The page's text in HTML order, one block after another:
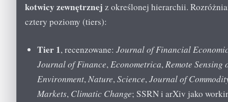
kotwicy zewnętrznej z określonej hierarchii.
cztery poziomy (tiers):
Tier 1, recenzowane:Journal of Financial
Journal of Finance,Econometrica,Remote Sensing
Environment,Nature,Science,Journal of
Markets, Climatic Change; SSRN i arXiv jako